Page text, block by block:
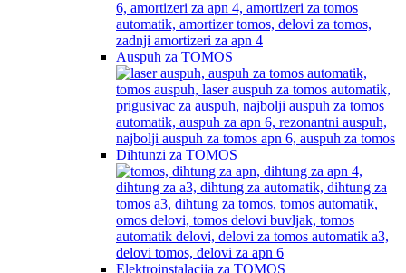
Auspuh za TOMOS
Dihtunzi za TOMOS
Elektroinstalacija za TOMOS